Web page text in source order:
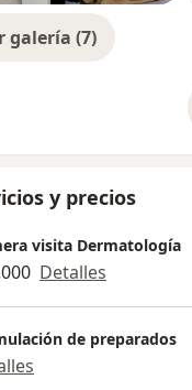
galería (7)
y precios
visita Dermatología
Detalles
de preparados